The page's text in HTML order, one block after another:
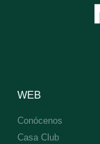
WEB
Conócenos
Casa Club